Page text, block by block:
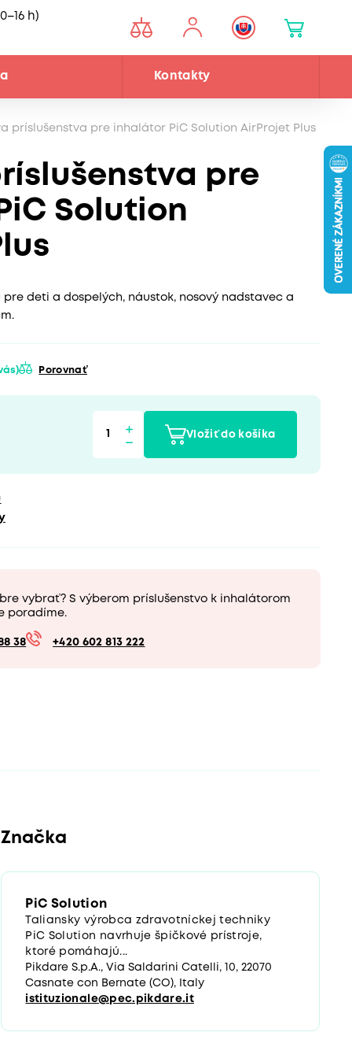
h)
Kontakty
príslušenstva pre inhalátor PiC Solution AirProjet Plus
pre
Solution
deti a dospelých, náustok, nosový nadstavec a
Porovnať
Vložiť do košíka
vybrať? S výberom príslušenstvo k inhalátorom
poradíme.
38 +420 602 813 222
Značka
PiC Solution
Taliansky výrobca zdravotníckej techniky
PiC Solution navrhuje špičkové prístroje,
ktoré pomáhajú...
Pikdare S.p.A., Via Saldarini Catelli, 10, 22070
Casnate con Bernate (CO), Italy
istituzionale@pec.pikdare.it